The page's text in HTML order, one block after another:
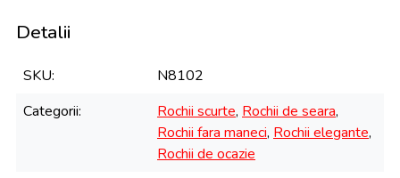
Detalii
SKU
N8102
Categorii
Rochii scurte, Rochii de seara,
Rochii fara maneci, Rochii elegante,
Rochii de ocazie